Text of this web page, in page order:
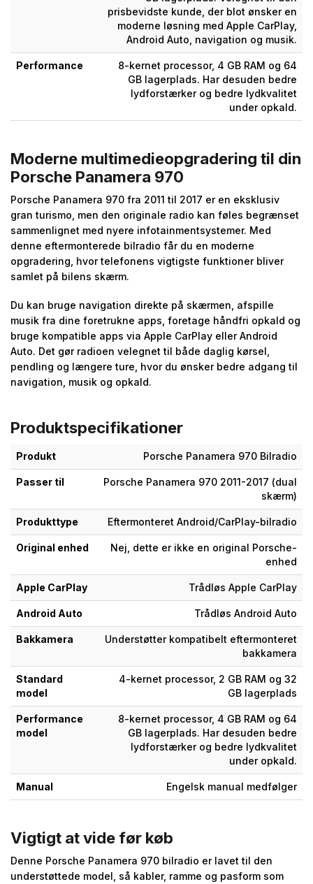
prisbevidste kunde, der blot ønsker en
moderne løsning med Apple CarPlay,
Android Auto, navigation og musik.
Performance
8-kernet processor, 4 GB RAM og 64
GB lagerplads. Har desuden bedre
lydforstærker og bedre lydkvalitet
under opkald.
Moderne multimedieopgradering til din
Porsche Panamera 970
Porsche Panamera 970 fra 2011 til 2017 er en eksklusiv
gran turismo, men den originale radio kan føles begrænset
sammenlignet med nyere infotainmentsystemer. Med
denne eftermonterede bilradio får du en moderne
opgradering, hvor telefonens vigtigste funktioner bliver
samlet på bilens skærm.
Du kan bruge navigation direkte på skærmen, afspille
musik fra dine foretrukne apps, foretage håndfri opkald og
bruge kompatible apps via Apple CarPlay eller Android
Auto. Det gør radioen velegnet til både daglig kørsel,
pendling og længere ture, hvor du ønsker bedre adgang til
navigation, musik og opkald.
Produktspecifikationer
Produkt Porsche Panamera 970 Bilradio
Passer til
Porsche Panamera 970 2011-2017 (dual
skærm)
Produkttype Eftermonteret Android/CarPlay-bilradio
Original enhed
Nej, dette er ikke en original Porsche-
enhed
Apple CarPlay Trådløs Apple CarPlay
Android Auto Trådløs Android Auto
Bakkamera
Understøtter kompatibelt eftermonteret
bakkamera
Standard
model
4-kernet processor, 2 GB RAM og 32
GB lagerplads
Performance
model
8-kernet processor, 4 GB RAM og 64
GB lagerplads. Har desuden bedre
lydforstærker og bedre lydkvalitet
under opkald.
Manual Engelsk manual medfølger
Vigtigt at vide før køb
Denne Porsche Panamera 970 bilradio er lavet til den
understøttede model, så kabler, ramme og pasform som